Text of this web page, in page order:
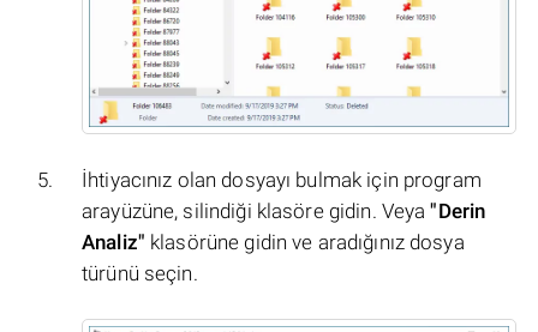
İhtiyacınız olan dosyayı bulmak için program
arayüzüne, silindiği klasöre gidin. Veya"Derin
Analiz" klasörüne gidin ve aradığınız dosya
türünü seçin.